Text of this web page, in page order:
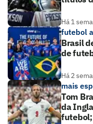
Há 1
futebol
Brasil
de
Há 2
mais
Tom
da